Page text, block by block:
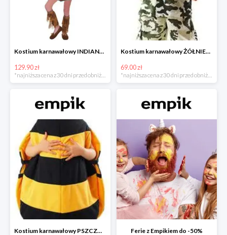
Kostium karnawałowy INDIANKA
129.90 zł
*najniższa cena z 30 dni przed obniżką
Kostium karnawałowy ŻÓŁNIERZ
69.00 zł
*najniższa cena z 30 dni przed obniżką
Kostium karnawałowy PSZCZÓŁKA Ferie z Empikiem do -50%